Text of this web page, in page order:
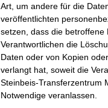
Art, um andere für die
veröffentlichten
setzen, dass die
Verantwortlichen die
Daten oder von Kopien
verlangt hat, soweit die
Steinbeis-Transferzentrum
Notwendige veranlassen.